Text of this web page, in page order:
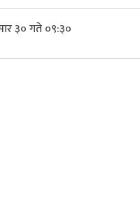
३० गते ०९:३०